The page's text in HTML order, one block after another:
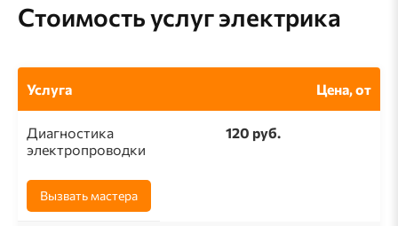
Стоимость услуг электрика
Услуга Цена, от
Диагностика
электропроводки
120 руб.
Вызвать мастера